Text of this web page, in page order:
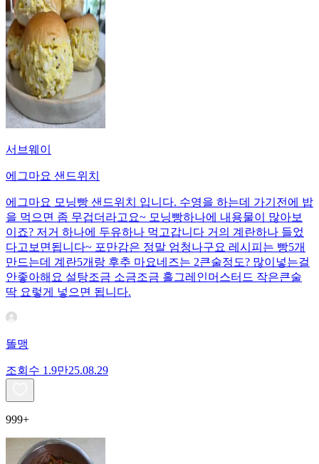
서브웨이
에그마요 샌드위치
에그마요 모닝빵 샌드위치 입니다. 수영을 하는데 가기전에 밥
을 먹으면 좀 무겁더라고요~ 모닝빵하나에 내용물이 많아보
이죠? 저거 하나에 두유하나 먹고갑니다 거의 계란하나 들었
다고보면됩니다~ 포만감은 정말 엄청나구요 레시피는 빵5개
만드는데 계란5개랑 후추 마요네즈는 2큰술정도? 많이넣는걸
안좋아해요 설탕조금 소금조금 홀그레인머스터드 작은큰술
딱 요렇게 넣으면 됩니다.
똘맹
조회수 1.9만25.08.29
999+